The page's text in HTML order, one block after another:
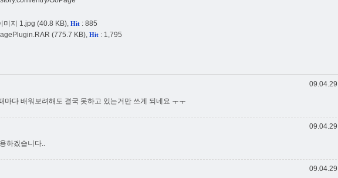
미지 1.jpg (40.8 KB), Hit : 885
(775.7 KB), Hit : 1,795
마다 배워보려해도 결국 못하고 있는거만 쓰게 되네요 ㅜㅜ
하겠습니다..